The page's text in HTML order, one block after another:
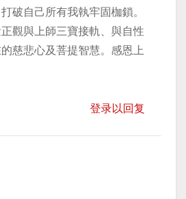
破自己所有我執牢固枷鎖。
觀與上師三寶接軌、與自性
慈悲心及菩提智慧。感恩上
登录以回复